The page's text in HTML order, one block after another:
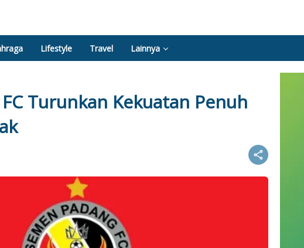
Lifestyle Travel Lainnya
Turunkan Kekuatan Penuh